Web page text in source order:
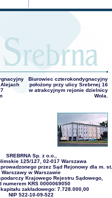
Alejach
Biurowiec czterokondygnacyjny
położony przy ulicy Srebrnej 16
w atrakcyjnym rejonie dzielnicy
Wola.
SREBRNA Sp. z o.o.,
125/127, 02-017 Warszawa
przez Sąd Rejonowy dla m. st.
Warszawy w Warszawie
Krajowego Rejestru Sądowego,
numerem KRS 0000069050
zakładowego: 7.728.000,00
NIP 522-10-09-522